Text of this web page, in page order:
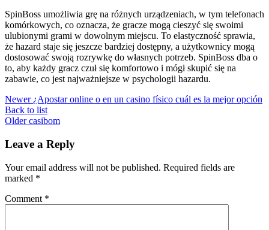
SpinBoss umożliwia grę na różnych urządzeniach, w tym telefonach
komórkowych, co oznacza, że gracze mogą cieszyć się swoimi
ulubionymi grami w dowolnym miejscu. To elastyczność sprawia,
że hazard staje się jeszcze bardziej dostępny, a użytkownicy mogą
dostosować swoją rozrywkę do własnych potrzeb. SpinBoss dba o
to, aby każdy gracz czuł się komfortowo i mógł skupić się na
zabawie, co jest najważniejsze w psychologii hazardu.
Newer ¿Apostar online o en un casino físico cuál es la mejor opción
Back to list
Older casibom
Leave a Reply
Your email address will not be published. Required fields are
marked *
Comment *